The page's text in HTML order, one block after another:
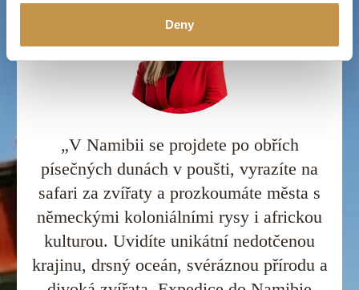
Deny
„V Namibii se projdete po obřích
písečných dunách v poušti, vyrazíte na
safari za zvířaty a prozkoumáte města s
německými koloniálními rysy i africkou
kulturou. Uvidíte unikátní nedotčenou
krajinu, drsný oceán, svéráznou přírodu a